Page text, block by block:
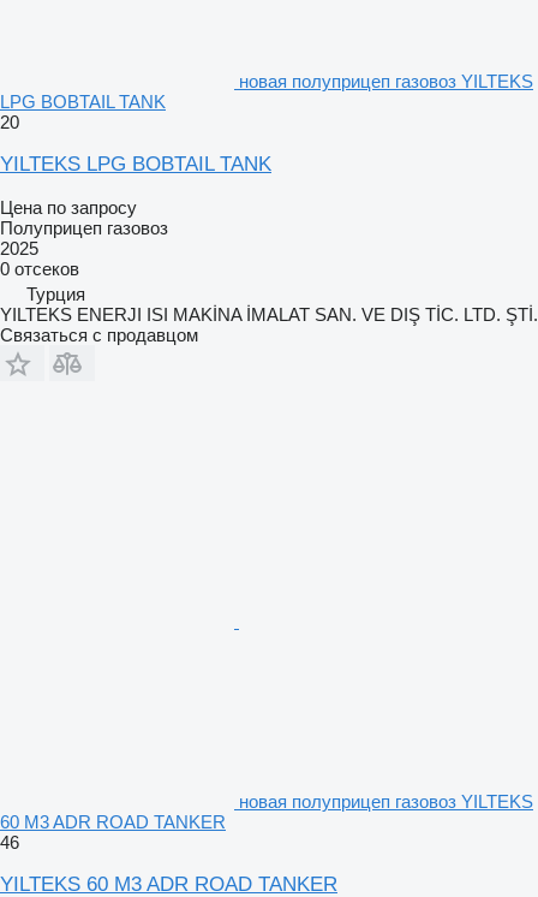
новая полуприцеп газовоз YILTEKS
LPG BOBTAIL TANK
20
YILTEKS LPG BOBTAIL TANK
Цена по запросу
Полуприцеп газовоз
2025
0 отсеков
Турция
YILTEKS ENERJI ISI MAKİNA İMALAT SAN. VE DIŞ TİC. LTD. ŞTİ.
Связаться с продавцом
новая полуприцеп газовоз YILTEKS
60 M3 ADR ROAD TANKER
46
YILTEKS 60 M3 ADR ROAD TANKER